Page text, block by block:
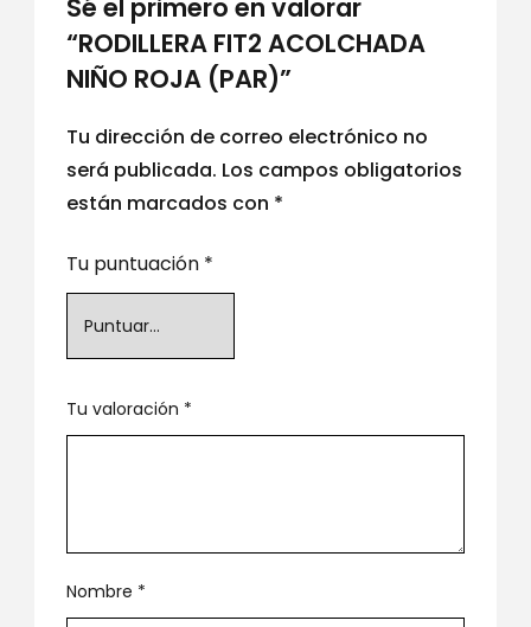
Sé el primero en valorar
“RODILLERA FIT2 ACOLCHADA
NIÑO ROJA (PAR)”
Tu dirección de correo electrónico no
será publicada. Los campos obligatorios
están marcados con *
Tu puntuación *
Tu valoración *
Nombre *